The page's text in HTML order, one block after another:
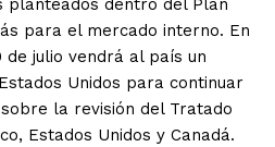
planteados dentro del Plan
para el mercado interno. En
julio vendrá al país un
Unidos para continuar
la revisión del Tratado
Estados Unidos y Canadá.